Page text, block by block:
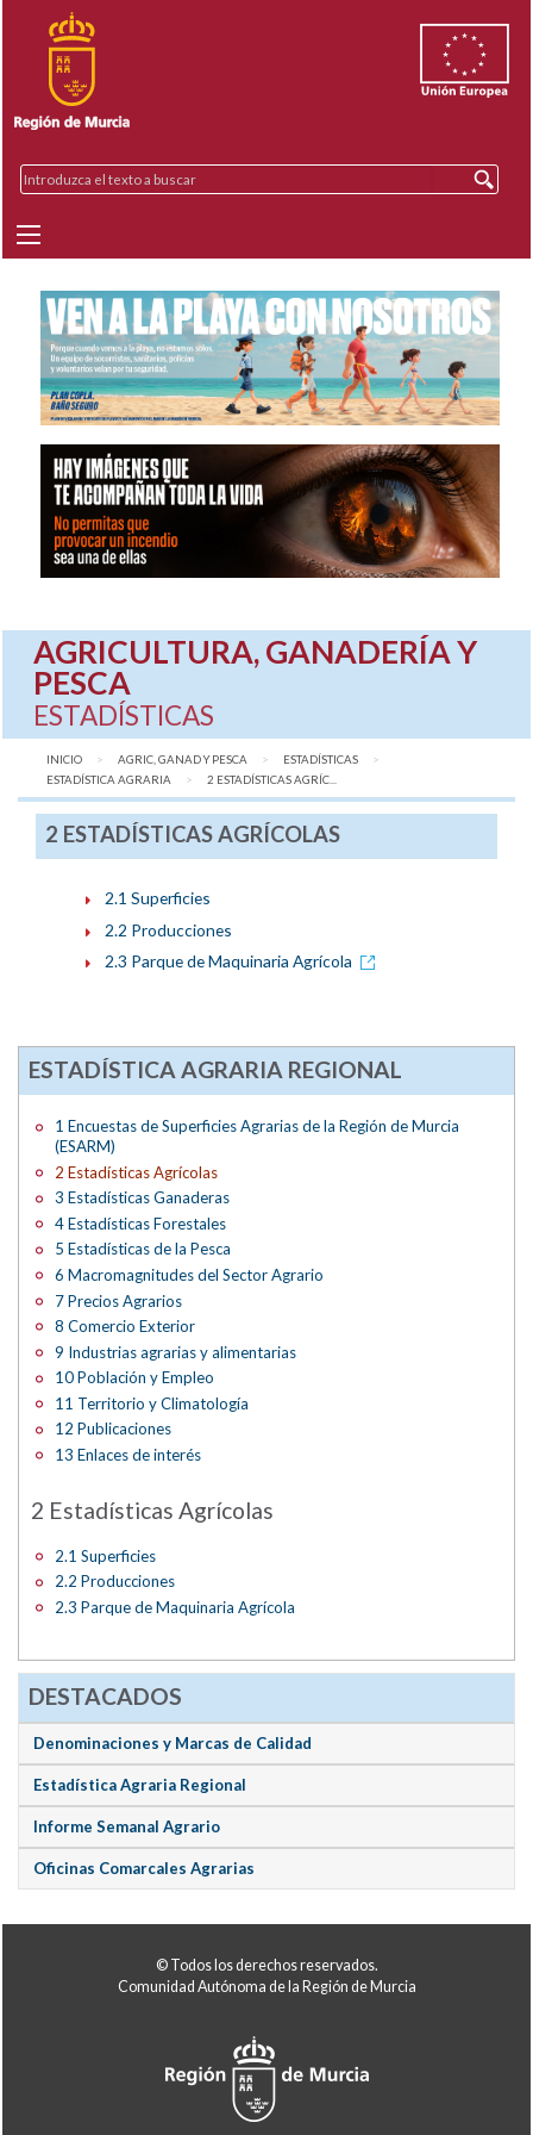
AGRICULTURA, GANADERÍA Y
PESCA
ESTADÍSTICAS
INICIO AGRIC, GANAD Y PESCA
ESTADÍSTICAS
ESTADÍSTICA AGRARIA
AQUÍ:
2 ESTADÍSTICAS AGRÍC...
2 ESTADÍSTICAS AGRÍCOLAS
2.1 Superficies
2.2 Producciones
2.3 Parque de Maquinaria Agrícola
ESTADÍSTICA AGRARIA REGIONAL
1 Encuestas de Superficies Agrarias de la Región de Murcia
(ESARM)
2 Estadísticas Agrícolas
3 Estadísticas Ganaderas
4 Estadísticas Forestales
5 Estadísticas de la Pesca
6 Macromagnitudes del Sector Agrario
7 Precios Agrarios
8 Comercio Exterior
9 Industrias agrarias y alimentarias
10 Población y Empleo
11 Territorio y Climatología
12 Publicaciones
13 Enlaces de interés
2 Estadísticas Agrícolas
2.1 Superficies
2.2 Producciones
2.3 Parque de Maquinaria Agrícola
DESTACADOS
Denominaciones y Marcas de Calidad
Estadística Agraria Regional
Informe Semanal Agrario
Oficinas Comarcales Agrarias
© Todos los derechos reservados.
Comunidad Autónoma de la Región de Murcia